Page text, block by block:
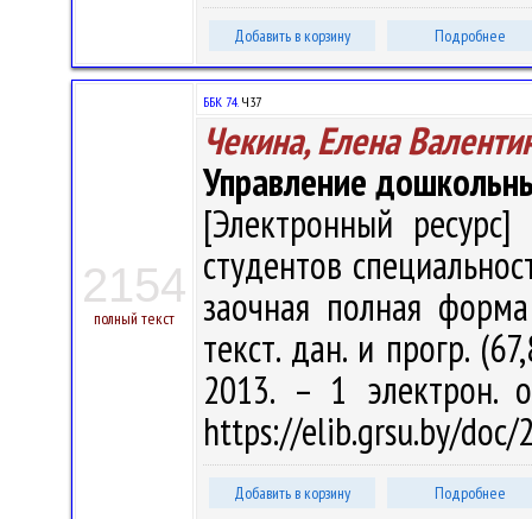
Добавить в корзину Подробнее
2154
полный текст
ББК 74.Ч37
Чекина, Елена
Управление
[Электронный
студентов
заочная полная
текст. дан. и прогр.
2013. – 1 электрон.
https://elib.grsu.by/doc/
Добавить в корзину Подробнее